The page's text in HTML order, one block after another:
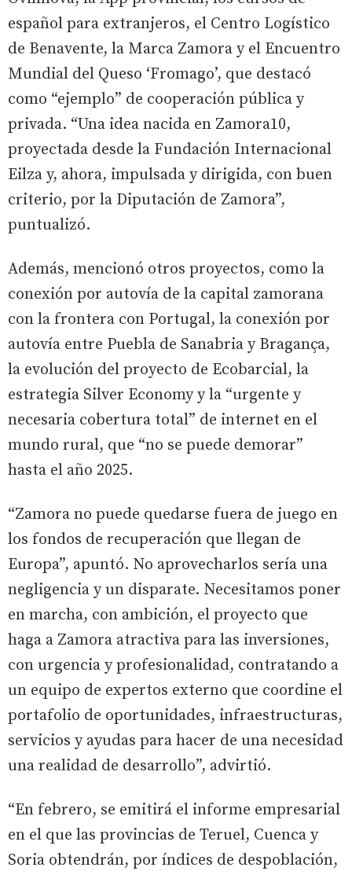
español para extranjeros, el Centro Logístico
de Benavente, la Marca Zamora y el Encuentro
Mundial del Queso ‘Fromago’, que destacó
como “ejemplo” de cooperación pública y
privada. “Una idea nacida en Zamora10,
proyectada desde la Fundación Internacional
Eilza y, ahora, impulsada y dirigida, con buen
criterio, por la Diputación de Zamora”,
puntualizó.
Además, mencionó otros proyectos, como la
conexión por autovía de la capital zamorana
con la frontera con Portugal, la conexión por
autovía entre Puebla de Sanabria y Bragança,
la evolución del proyecto de Ecobarcial, la
estrategia Silver Economy y la “urgente y
necesaria cobertura total” de internet en el
mundo rural, que “no se puede demorar”
hasta el año 2025.
“Zamora no puede quedarse fuera de juego en
los fondos de recuperación que llegan de
Europa”, apuntó. No aprovecharlos sería una
negligencia y un disparate. Necesitamos poner
en marcha, con ambición, el proyecto que
haga a Zamora atractiva para las inversiones,
con urgencia y profesionalidad, contratando a
un equipo de expertos externo que coordine el
portafolio de oportunidades, infraestructuras,
servicios y ayudas para hacer de una necesidad
una realidad de desarrollo”, advirtió.
“En febrero, se emitirá el informe empresarial
en el que las provincias de Teruel, Cuenca y
Soria obtendrán, por índices de despoblación,